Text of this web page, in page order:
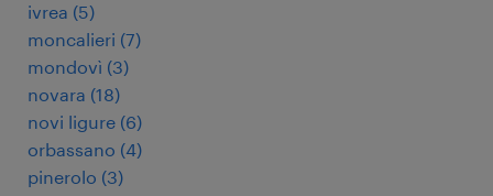
ivrea (5)
moncalieri (7)
mondovì (3)
novara (18)
novi ligure (6)
orbassano (4)
pinerolo (3)